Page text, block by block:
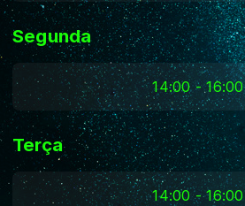
Segunda
14:00 - 16:00
Terça
14:00 - 16:00